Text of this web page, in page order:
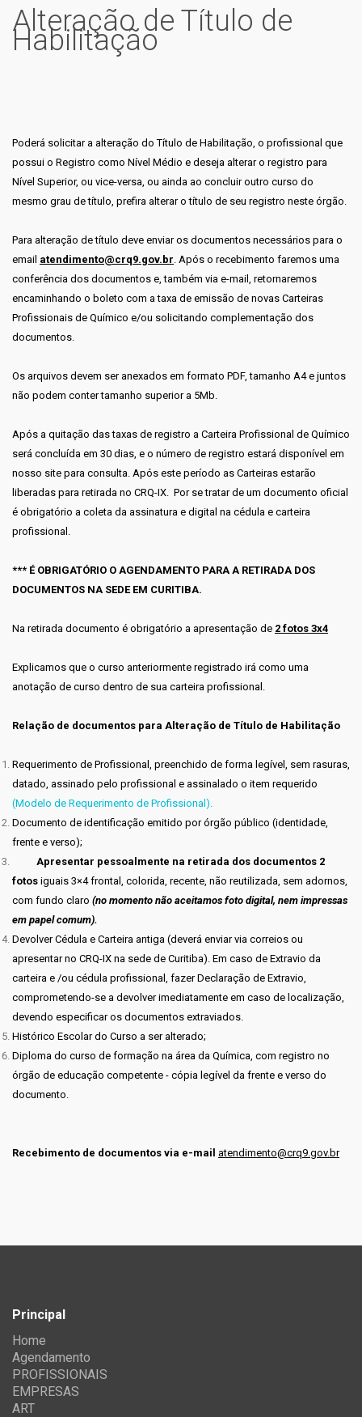
Alteração de Título de
Habilitação
Poderá solicitar a alteração do Título de Habilitação, o profissional que
possui o Registro como Nível Médio e deseja alterar o registro para
Nível Superior, ou vice-versa, ou ainda ao concluir outro curso do
mesmo grau de título, prefira alterar o título de seu registro neste órgão.
Para alteração de título deve enviar os documentos necessários para o
email atendimento@crq9.gov.br. Após o recebimento faremos uma
conferência dos documentos e, também via e-mail, retornaremos
encaminhando o boleto com a taxa de emissão de novas Carteiras
Profissionais de Químico e/ou solicitando complementação dos
documentos.
Os arquivos devem ser anexados em formato PDF, tamanho A4 e juntos
não podem conter tamanho superior a 5Mb.
Após a quitação das taxas de registro a Carteira Profissional de Químico
será concluída em 30 dias, e o número de registro estará disponível em
nosso site para consulta. Após este período as Carteiras estarão
liberadas para retirada no CRQ-IX. Por se tratar de um documento oficial
é obrigatório a coleta da assinatura e digital na cédula e carteira
profissional.
*** É OBRIGATÓRIO O AGENDAMENTO PARA A RETIRADA DOS
DOCUMENTOS NA SEDE EM CURITIBA.
Na retirada documento é obrigatório a apresentação de 2 fotos 3x4
Explicamos que o curso anteriormente registrado irá como uma
anotação de curso dentro de sua carteira profissional.
Relação de documentos para Alteração de Título de Habilitação
Requerimento de Profissional, preenchido de forma legível, sem rasuras,
datado, assinado pelo profissional e assinalado o item requerido
(Modelo de Requerimento de Profissional).
Documento de identificação emitido por órgão público (identidade,
frente e verso);
Apresentar pessoalmente na retirada dos documentos 2
fotos iguais 3×4 frontal, colorida, recente, não reutilizada, sem adornos,
com fundo claro (no momento não aceitamos foto digital, nem impressas
em papel comum).
Devolver Cédula e Carteira antiga (deverá enviar via correios ou
apresentar no CRQ-IX na sede de Curitiba). Em caso de Extravio da
carteira e /ou cédula profissional, fazer Declaração de Extravio,
comprometendo-se a devolver imediatamente em caso de localização,
devendo especificar os documentos extraviados.
Histórico Escolar do Curso a ser alterado;
Diploma do curso de formação na área da Química, com registro no
órgão de educação competente - cópia legível da frente e verso do
documento.
Recebimento de documentos via e-mail atendimento@crq9.gov.br
Principal
Home
Agendamento
PROFISSIONAIS
EMPRESAS
ART